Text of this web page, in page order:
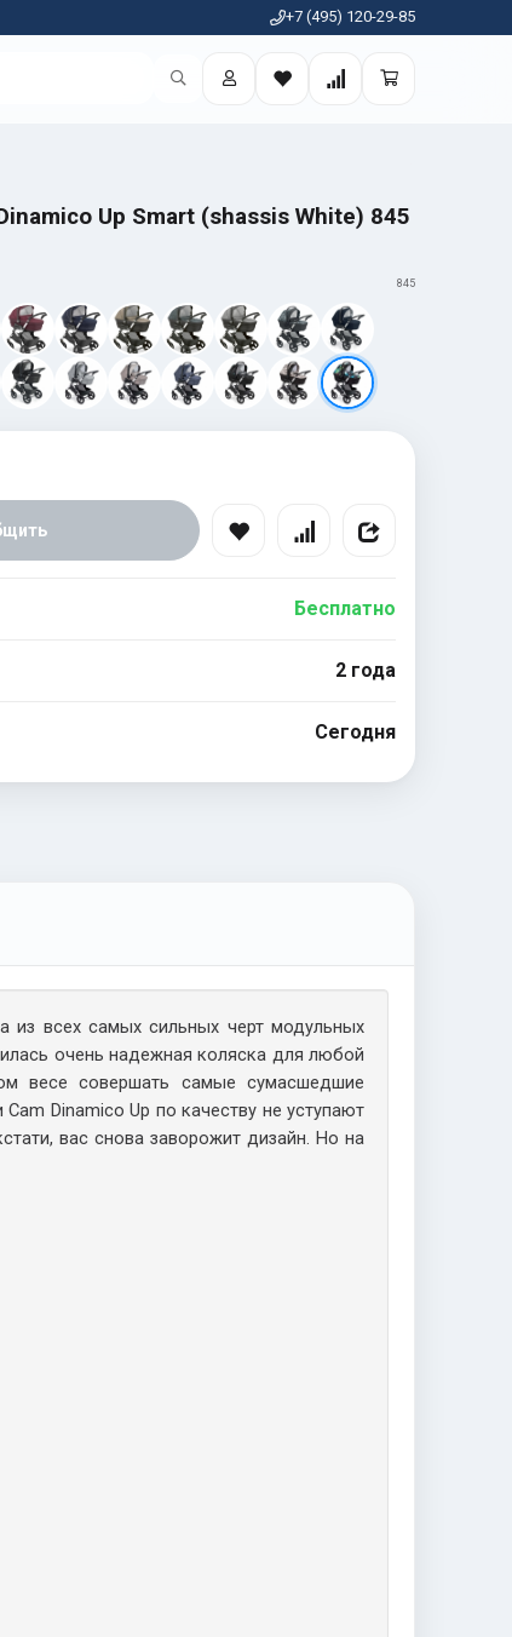
+7 (495) 120-29-85
Up Smart (shassis White) 845
845
Бесплатно
2 года
Сегодня
из всех самых сильных черт модульных
очень надежная коляска для любой
весе совершать самые сумасшедшие
Dinamico Up по качеству не уступают
вас снова заворожит дизайн. Но на